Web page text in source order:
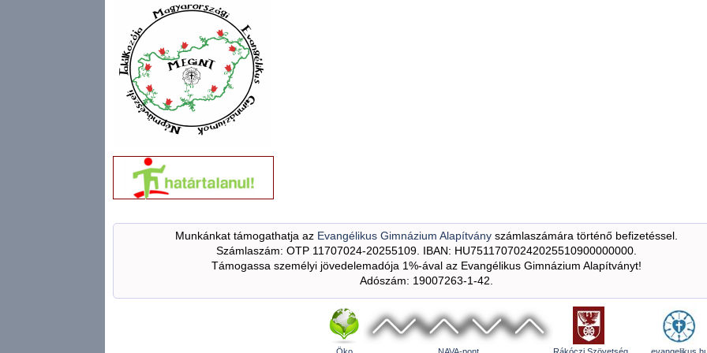
Munkánkat támogathatja az Evangélikus Gimnázium Alapítványszámlaszámára történő befizetéssel.
Számlaszám: OTP 11707024-20255109. IBAN: HU75117070242025510900000000.
Támogassa személyi jövedelemadója 1%-ával az Evangélikus Gimnázium Alapítványt!
Adószám: 19007263-1-42.